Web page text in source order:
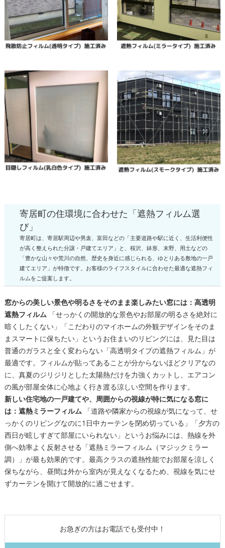
寄居町の住環境に合わせた「遮熱フィルム選
び」
寄居町は、寄居駅周辺や男衾、富田などの「主要道路や駅に近く、生活利便性
が高く整えられた分譲・戸建てエリア」と、桜沢、鉢形、末野、用土などの
「豊かな山々や荒川の自然、歴史を身近に感じられる、ゆとりある敷地の一戸
建てエリア」が特徴です。お客様のライフスタイルに合わせた最適な遮熱フィ
ルムをご提案します。
窓からの美しい景色や明るさをそのまま楽しみたい窓には：高透明
遮熱フィルム「せっかくの開放的な景色やお部屋の明るさを絶対に
暗くしたくない」「こだわりのマイホームの外観デザインをそのま
まスマートに保ちたい」というお住まいのリビングには、見た目は
普通のガラスと全く変わらない「高透明タイプの遮熱フィルム」が
最適です。フィルムが貼ってあることが分からないほどクリアなの
に、真夏のジリジリとした太陽熱だけを力強くカットし、エアコン
の風が部屋全体に心地よく行き渡る涼しい空間を作ります。
新しい住宅地の一戸建てや、周囲からの視線が特に気になる窓に
は：遮熱ミラーフィルム「道路や隣家からの視線が気になって、せ
っかくのリビングなのに1日中カーテンを閉め切っている」「夕方の
西日が眩しすぎて部屋にいられない」というお悩みには、熱線を外
側へ効率よく反射させる「遮熱ミラーフィルム（マジックミラー
調）」が最も効果的です。最高クラスの遮熱性能でお部屋を涼しく
保ちながら、昼間は外から室内が見えなくなるため、視線を気にせ
ずカーテンを開けて開放的に過ごせます。
お急ぎの方はお電話でも受付中！